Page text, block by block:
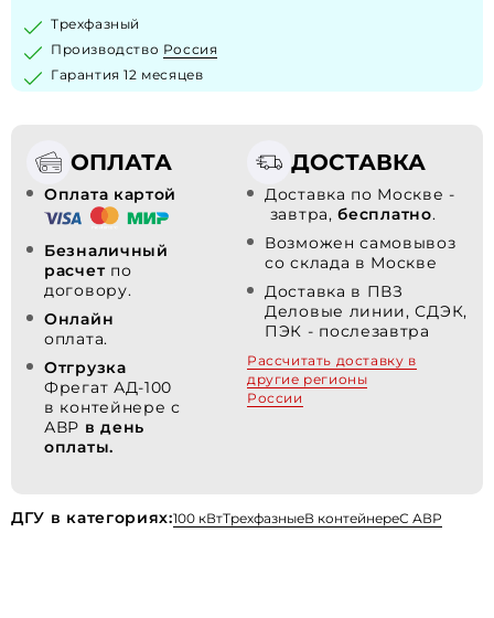
Трехфазный
Производство Россия
Гарантия 12 месяцев
ОПЛАТА
Оплата картой
Безналичный
расчет по
договору.
Онлайн
оплата.
Отгрузка
Фрегат АД-100
в контейнере с
АВР в день
оплаты.
ДОСТАВКА
Доставка по Москве -
завтра,бесплатно.
Возможен самовывоз
со склада в Москве
Доставка в ПВЗ
Деловые линии, СДЭК,
ПЭК - послезавтра
Рассчитать доставку в
другие регионы
России
ДГУ в категориях:100 кВтТрехфазныеВ контейнереС АВР